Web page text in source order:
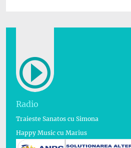
Radio
Traieste Sanatos cu Simona
Happy Music cu Marius